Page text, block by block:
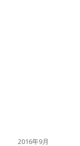
2016年9月